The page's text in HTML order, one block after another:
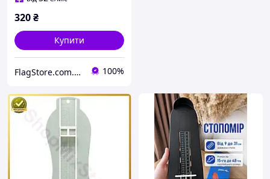
стопи/взуття
320₴
Купити
FlagStore.com.ua 100%